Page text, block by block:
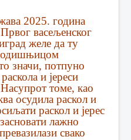
2025. година
васељенског
желе да ту
значи, потпуно
и јереси
томе, као
осудила раскол и
раскол и јерес
лажно
свако